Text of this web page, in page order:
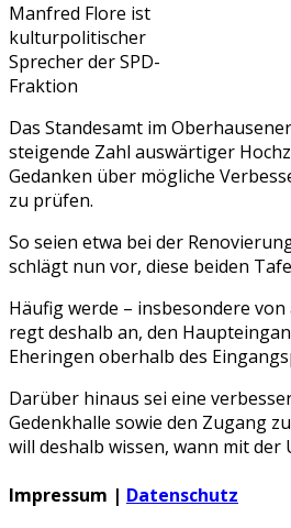
Manfred Flore ist
kulturpolitischer
Sprecher der SPD-
Fraktion
Das Standesamt im
steigende Zahl auswärtiger
Gedanken über mögliche
zu prüfen.
So seien etwa bei der
schlägt nun vor, diese beiden
Häufig werde – insbesondere
regt deshalb an, den
Eheringen oberhalb des
Darüber hinaus sei eine
Gedenkhalle sowie den Zugang
will deshalb wissen, wann mit der
Impressum | Datenschutz